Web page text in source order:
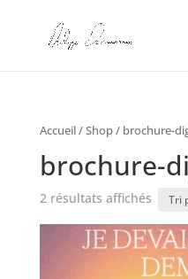
Accueil/Shop/ brochure-
brochure-
2 résultats affichés